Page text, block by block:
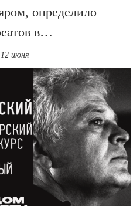
определило
в…
июня